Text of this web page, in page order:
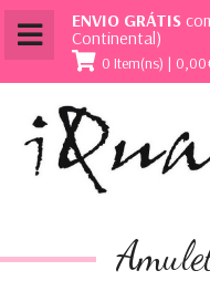
ENVIO GRÁTIS
Continental)
0 Item(ns) |